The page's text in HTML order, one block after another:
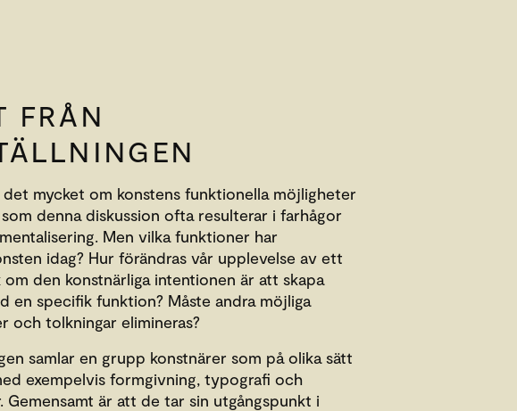
FRÅN
det mycket om konstens funktionella möjligheter
denna diskussion ofta resulterar i farhågor
Men vilka funktioner har
idag? Hur förändras vår upplevelse av ett
om den konstnärliga intentionen är att skapa
en specifik funktion? Måste andra möjliga
och tolkningar elimineras?
samlar en grupp konstnärer som på olika sätt
exempelvis formgivning, typografi och
Gemensamt är att de tar sin utgångspunkt i